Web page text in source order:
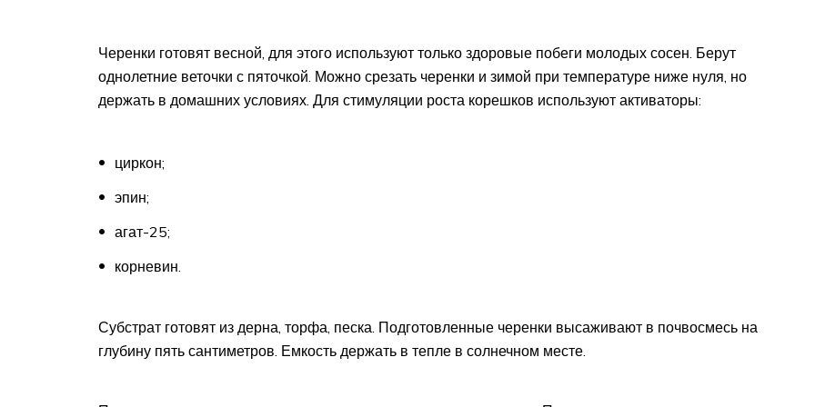
Черенки готовят весной, для этого используют только здоровые побеги молодых сосен. Берут
однолетние веточки с пяточкой. Можно срезать черенки и зимой при температуре ниже нуля, но
держать в домашних условиях. Для стимуляции роста корешков используют активаторы:
циркон;
эпин;
агат-25;
корневин.
Субстрат готовят из дерна, торфа, песка. Подготовленные черенки высаживают в почвосмесь на
глубину пять сантиметров. Емкость держать в тепле в солнечном месте.